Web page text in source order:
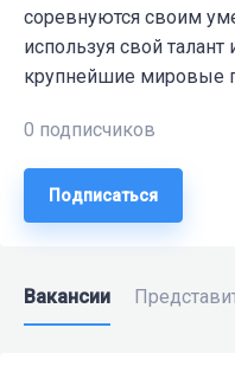
соревнуются своим
используя свой
крупнейшие мировые
0 подписчиков
Подписаться
Вакансии